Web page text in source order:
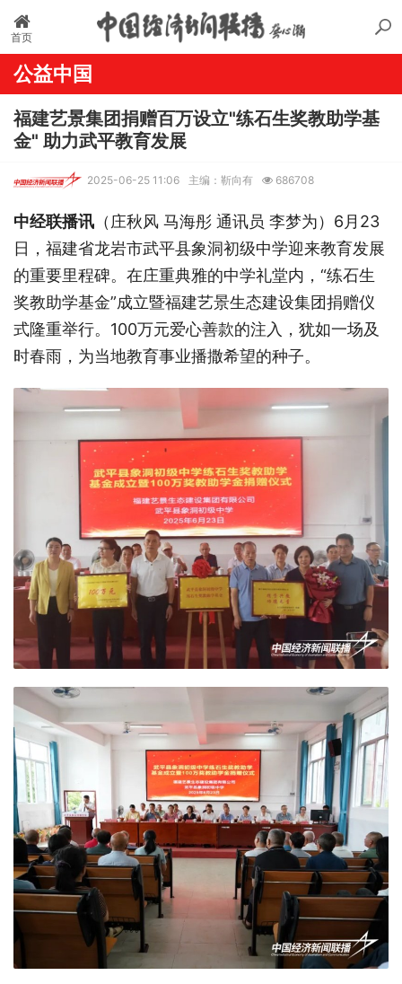
首页
公益中国
福建艺景集团捐赠百万设立"练石生奖教助学基
金" 助力武平教育发展
2025-06-25 11:06 主编：靳向有 686708
中经联播讯 （ 庄秋风 马海彤 通讯员 李梦为）6月23
日，福建省龙岩市武平县象洞初级中学迎来教育发展
的重要里程碑。在庄重典雅的中学礼堂内， “练石生
奖教助学基金”成立暨福建艺景生态建设集团捐赠仪
式隆重举行。100万元爱心善款的注入，犹如一场及
时春雨，为当地教育事业播撒希望的种子。